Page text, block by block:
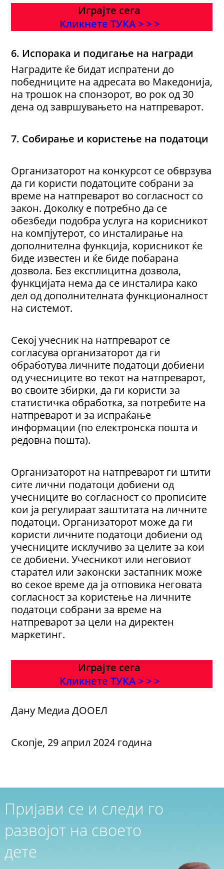
Играјте сега
Кликнете ТУКА > > >
6. Испорака и подигање на награди
Наградите ќе бидат испратени до
победниците на адресата во Македонија,
на трошок на спонзорот, во рок од 30
дена од завршувањето на натпреварот.
7. Собирање и користење на податоци
Организаторот на конкурсот се обврзува
да ги користи податоците собрани за
време на натпреварот во согласност со
закон. Доколку е потребно да се
обезбеди подобра услуга на корисникот
на компјутерот, со инсталирање на
дополнителна функција, корисникот ќе
биде известен и ќе биде побарана
дозвола. Без експлицитна дозвола,
функцијата нема да се инсталира како
дел од дополнителната функционалност
на системот.
Секој учесник на натпреварот се
согласува организаторот да ги
обработува личните податоци добиени
од учесниците во текот на натпреварот,
во своите збирки, да ги користи за
статистичка обработка, за потребите на
натпреварот и за испраќање
информации (по електронска пошта и
редовна пошта).
Организаторот на натпреварот ги штити
сите лични податоци добиени од
учесниците во согласност со прописите
кои ја регулираат заштитата на личните
податоци. Организаторот може да ги
користи личните податоци добиени од
учесниците исклучиво за целите за кои
се добиени. Учесникот или неговиот
старател или законски застапник може
во секое време да ја отповика неговата
согласност за користење на личните
податоци собрани за време на
натпреварот за цели на директен
маркетинг.
Играјте сега
Кликнете ТУКА > > >
Дану Медиа ДООЕЛ
Скопје, 29 април 2024 година
Пријави се и следи го
развојот на своето
дете